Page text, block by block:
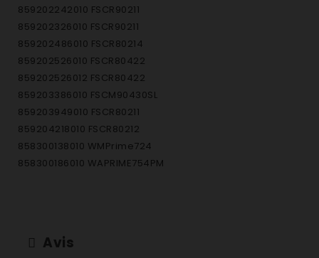
859202242010 FSCR90211
859202326010 FSCR90211
859202486010 FSCR80214
859202526010 FSCR80422
859202526012 FSCR80422
859203386010 FSCM90430SL
859203949010 FSCR80211
859204218010 FSCR80212
858300138010 WMPrime724
858300186010 WAPRIME754PM
858300861012 WAPlatinum854I
Avis